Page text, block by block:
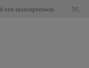
een tussenpersoon NL